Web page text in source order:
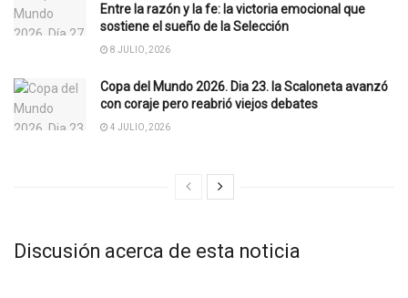
Entre la razón y la fe: la victoria emocional que
sostiene el sueño de la Selección
8 JULIO, 2026
Copa del Mundo 2026. Dia 23. la Scaloneta avanzó
con coraje pero reabrió viejos debates
4 JULIO, 2026
Discusión acerca de esta noticia